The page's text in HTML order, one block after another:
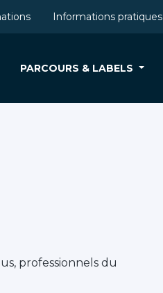
Informations pratiques
PARCOURS & LABELS
professionnels du